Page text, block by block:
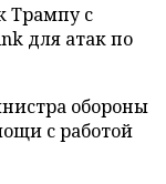
Трампу с
для атак по
обороны
с работой